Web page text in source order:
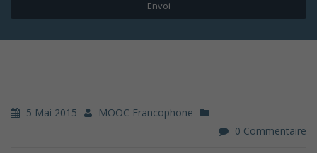
5 Mai 2015
MOOC Francophone
0 Commentaire